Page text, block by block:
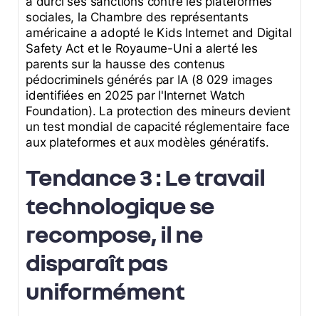
sociales, la Chambre des représentants
américaine a adopté le Kids Internet and Digital
Safety Act et le Royaume-Uni a alerté les
parents sur la hausse des contenus
pédocriminels générés par IA (8 029 images
identifiées en 2025 par l'Internet Watch
Foundation). La protection des mineurs devient
un test mondial de capacité réglementaire face
aux plateformes et aux modèles génératifs.
Tendance 3 : Le travail
technologique se
recompose, il ne
disparaît pas
uniformément